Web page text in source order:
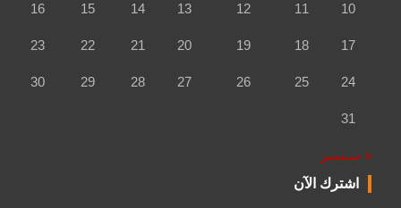
10
11
12
13
14
15
16
17
18
19
20
21
22
23
24
25
26
27
28
29
30
31
« سبتمبر
اشترك الآن